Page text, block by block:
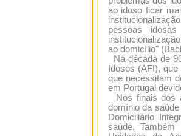
ao idoso ficar
pessoas
ao domicílio"
Na década de
Idosos (AFI),
que necessitam
em Portugal
Nos finais dos
domínio da
Domiciliário
saúde.